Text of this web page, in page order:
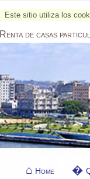
Este sitio utiliza los
Rentade casas
Home